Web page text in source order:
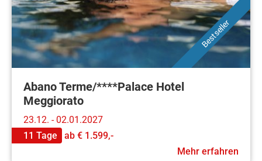
Bestseller
Abano Terme/****Palace Hotel
Meggiorato
23.12. - 02.01.2027
11 Tage
ab € 1.599,-
Mehr erfahren